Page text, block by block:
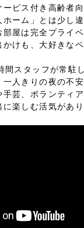
ビス付き高齢者向
ーム」とは少し違
部屋は完全プライ
けも、大好きな
間スタッフが常駐
人きりの夜の不
手芸、ボランティ
楽しむ活気があ